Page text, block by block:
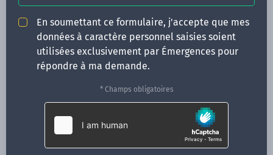
En soumettant ce formulaire, j'accepte que mes
données à caractère personnel saisies soient
utilisées exclusivement par Émergences pour
répondre à ma demande.
* Champs obligatoires
INFOS PRATIQUES
Qui sommes-nous ?
CONTACT
35000 Rennes
02 99 05 25 47
Contactez-nous